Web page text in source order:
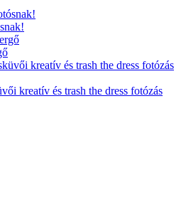
kreatív és trash the dress fotózás